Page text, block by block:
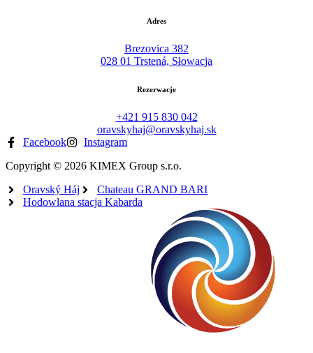
Adres
Brezovica 382
028 01 Trstená, Słowacja
Rezerwacje
+421 915 830 042
oravskyhaj@oravskyhaj.sk
Facebook
Instagram
Copyright © 2026 KIMEX Group s.r.o.
Oravský Háj
Chateau GRAND BARI
Hodowlana stacja Kabarda